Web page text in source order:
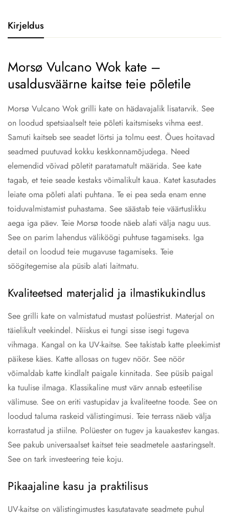
Kirjeldus
Morsø Vulcano Wok kate –
usaldusväärne kaitse teie põletile
Morsø Vulcano Wok grilli kate on hädavajalik lisatarvik. See
on loodud spetsiaalselt teie põleti kaitsmiseks vihma eest.
Samuti kaitseb see seadet lörtsi ja tolmu eest. Õues hoitavad
seadmed puutuvad kokku keskkonnamõjudega. Need
elemendid võivad põletit paratamatult määrida. See kate
tagab, et teie seade kestaks võimalikult kaua. Katet kasutades
leiate oma põleti alati puhtana. Te ei pea seda enam enne
toiduvalmistamist puhastama. See säästab teie väärtuslikku
aega iga päev. Teie Morsø toode näeb alati välja nagu uus.
See on parim lahendus väliköögi puhtuse tagamiseks. Iga
detail on loodud teie mugavuse tagamiseks. Teie
söögitegemise ala püsib alati laitmatu.
Kvaliteetsed materjalid ja ilmastikukindlus
See grilli kate on valmistatud mustast polüestrist. Materjal on
täielikult veekindel. Niiskus ei tungi sisse isegi tugeva
vihmaga. Kangal on ka UV-kaitse. See takistab katte pleekimist
päikese käes. Katte allosas on tugev nöör. See nöör
võimaldab katte kindlalt paigale kinnitada. See püsib paigal
ka tuulise ilmaga. Klassikaline must värv annab esteetilise
välimuse. See on eriti vastupidav ja kvaliteetne toode. See on
loodud taluma raskeid välistingimusi. Teie terrass näeb välja
korrastatud ja stiilne. Polüester on tugev ja kauakestev kangas.
See pakub universaalset kaitset teie seadmetele aastaringselt.
See on tark investeering teie koju.
Pikaajaline kasu ja praktilisus
UV-kaitse on välistingimustes kasutatavate seadmete puhul